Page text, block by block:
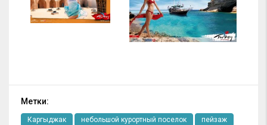
Метки:
Каргыджак небольшой курортный поселок
пейзаж